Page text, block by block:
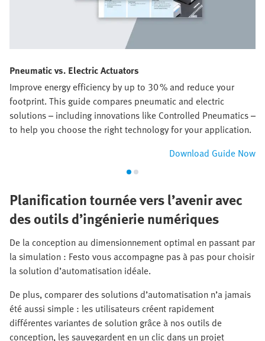
Pneumatic vs. Electric Actuators
Improve energy efficiency by up to 30 % and reduce your
footprint. This guide compares pneumatic and electric
solutions – including innovations like Controlled Pneumatics –
to help you choose the right technology for your application.
Download Guide Now
Planification tournée vers l’avenir avec
des outils d’ingénierie numériques
De la conception au dimensionnement optimal en passant par
la simulation : Festo vous accompagne pas à pas pour choisir
la solution d’automatisation idéale.
De plus, comparer des solutions d’automatisation n’a jamais
été aussi simple : les utilisateurs créent rapidement
différentes variantes de solution grâce à nos outils de
conception, les sauvegardent en un clic dans un projet